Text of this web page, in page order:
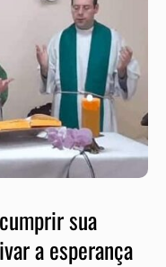
sua
a esperança